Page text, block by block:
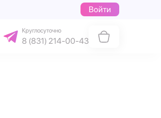
Войти
Круглосуточно
8 (831) 214-00-43